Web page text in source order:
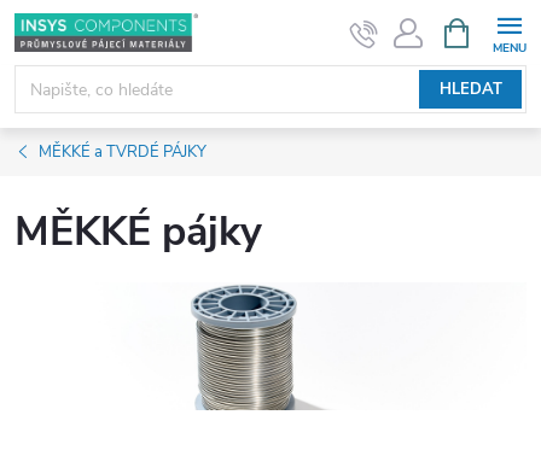
Přejít
na
obsah
HLEDAT
NÁKUPNÍ
KOŠÍK
MĚKKÉ a TVRDÉ PÁJKY
MĚKKÉ pájky